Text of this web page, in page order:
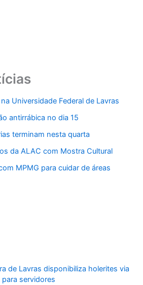
Universidade Federal de Lavras
antirrábica no dia 15
terminam nesta quarta
da ALAC com Mostra Cultural
MPMG para cuidar de áreas
de Lavras disponibiliza holerites via
servidores